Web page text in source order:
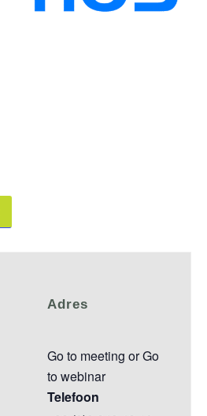
Adres
Go to meeting or Go
to webinar
Telefoon